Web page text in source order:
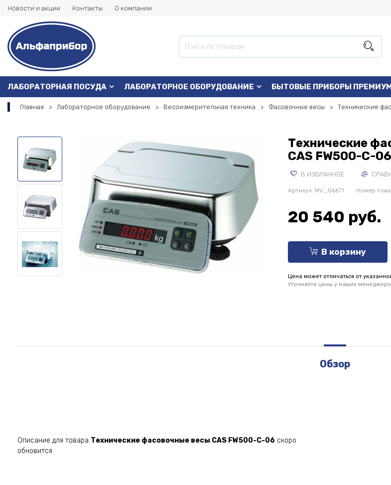
Новости и акции Контакты О компании
ЛАБОРАТОРНАЯ ПОСУДА ЛАБОРАТОРНОЕ ОБОРУДОВАНИЕ БЫТОВЫЕ ПРИБОРЫ
Главная Лабораторное оборудование Весоизмерительная техника Фасовочные весы Технические
Технические
CAS FW500-C-06
В ИЗБРАННОЕ
Артикул: MV_06671 Номер
20 540 руб.
В корзину
Цена может отличаться от
Уточняйте цены у наших
Обзор
Описание для товара Технические фасовочные весы CAS FW500-C-06 скоро
обновится